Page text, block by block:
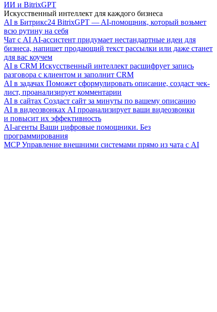
ИИ и BitrixGPT
Искусственный интеллект для каждого бизнеса
AI в Битрикс24 BitrixGPT — AI-помощник, который возьмет
всю рутину на себя
Чат с AI AI-ассистент придумает нестандартные идеи для
бизнеса, напишет продающий текст рассылки или даже станет
для вас коучем
AI в CRM Искусственный интеллект расшифрует запись
разговора с клиентом и заполнит CRM
AI в задачах Поможет сформулировать описание, создаст чек-
лист, проанализирует комментарии
AI в сайтах Создаст сайт за минуты по вашему описанию
AI в видеозвонках AI проанализирует ваши видеозвонки
и повысит их эффективность
AI-агенты Ваши цифровые помощники. Без
программирования
MCP Управление внешними системами прямо из чата с AI